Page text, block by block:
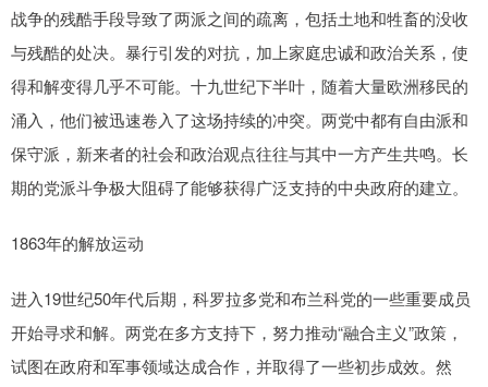
战争的残酷手段导致了两派之间的疏离，包括土地和牲畜的没收
与残酷的处决。暴行引发的对抗，加上家庭忠诚和政治关系，使
得和解变得几乎不可能。十九世纪下半叶，随着大量欧洲移民的
涌入，他们被迅速卷入了这场持续的冲突。两党中都有自由派和
保守派，新来者的社会和政治观点往往与其中一方产生共鸣。长
期的党派斗争极大阻碍了能够获得广泛支持的中央政府的建立。
1863年的解放运动
进入19世纪50年代后期，科罗拉多党和布兰科党的一些重要成员
开始寻求和解。两党在多方支持下，努力推动“融合主义”政策，
试图在政府和军事领域达成合作，并取得了一些初步成效。然